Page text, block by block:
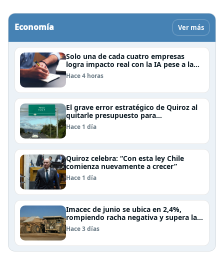
Economía Ver más
Solo una de cada cuatro empresas
logra impacto real con la IA pese a la
inversión, según el Foro Económico
Mundial
Hace 4 horas
El grave error estratégico de Quiroz al
quitarle presupuesto para
infraestructura vial del Biobío
Hace 1 día
Quiroz celebra: “Con esta ley Chile
comienza nuevamente a crecer”
Hace 1 día
Imacec de junio se ubica en 2,4%,
rompiendo racha negativa y supera las
expectativas
Hace 3 días